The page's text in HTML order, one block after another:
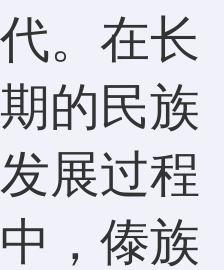
代。在长
期的民族
发展过程
中，傣族